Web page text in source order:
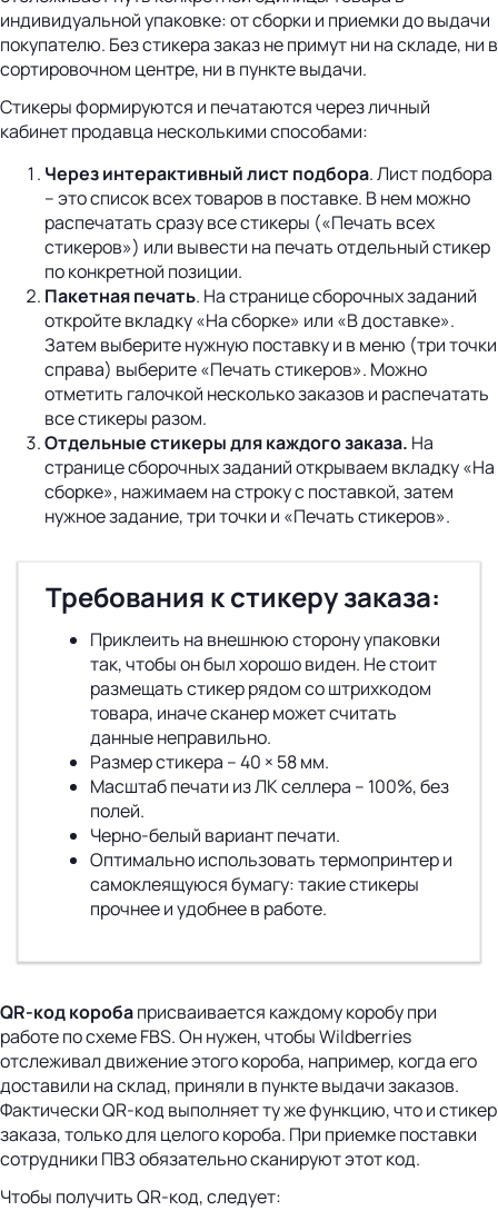
индивидуальной упаковке: от сборки и приемки до выдачи
покупателю. Без стикера заказ не примут ни на складе, ни в
сортировочном центре, ни в пункте выдачи.
Стикеры формируются и печатаются через личный
кабинет продавца несколькими способами:
Через интерактивный лист подбора. Лист подбора
– это список всех товаров в поставке. В нем можно
распечатать сразу все стикеры («Печать всех
стикеров») или вывести на печать отдельный стикер
по конкретной позиции.
Пакетная печать. На странице сборочных заданий
откройте вкладку «На сборке» или «В доставке».
Затем выберите нужную поставку и в меню (три точки
справа) выберите «Печать стикеров». Можно
отметить галочкой несколько заказов и распечатать
все стикеры разом.
Отдельные стикеры для каждого заказа. На
странице сборочных заданий открываем вкладку «На
сборке», нажимаем на строку с поставкой, затем
нужное задание, три точки и «Печать стикеров».
Требования к стикеру заказа:
Приклеить на внешнюю сторону упаковки
так, чтобы он был хорошо виден. Не стоит
размещать стикер рядом со штрихкодом
товара, иначе сканер может считать
данные неправильно.
Размер стикера – 40 × 58 мм.
Масштаб печати из ЛК селлера – 100%, без
полей.
Черно-белый вариант печати.
Оптимально использовать термопринтер и
самоклеящуюся бумагу: такие стикеры
прочнее и удобнее в работе.
QR-код коробаприсваивается каждому коробу при
работе по схеме FBS. Он нужен, чтобы Wildberries
отслеживал движение этого короба, например, когда его
доставили на склад, приняли в пункте выдачи заказов.
Фактически QR-код выполняет ту же функцию, что и стикер
заказа, только для целого короба. При приемке поставки
сотрудники ПВЗ обязательно сканируют этот код.
Чтобы получить QR-код, следует: